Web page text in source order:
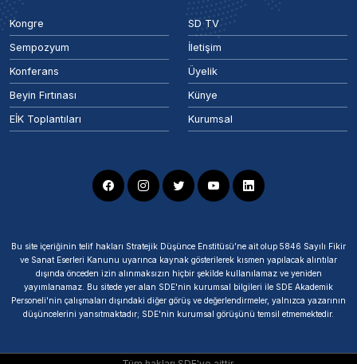
Kongre
Sempozyum
Konferans
Beyin Fırtınası
EİK Toplantıları
SD TV
İletişim
Üyelik
Künye
Kurumsal
Bu site içeriğinin telif hakları Stratejik Düşünce Enstitüsü’ne ait olup 5846 Sayılı Fikir
ve Sanat Eserleri Kanunu uyarınca kaynak gösterilerek kısmen yapılacak alıntılar
dışında önceden izin alınmaksızın hiçbir şekilde kullanılamaz ve yeniden
yayımlanamaz. Bu sitede yer alan SDE'nin kurumsal bilgileri ile SDE Akademik
Personeli'nin çalışmaları dışındaki diğer görüş ve değerlendirmeler, yalnızca yazarının
düşüncelerini yansıtmaktadır; SDE'nin kurumsal görüşünü temsil etmemektedir.